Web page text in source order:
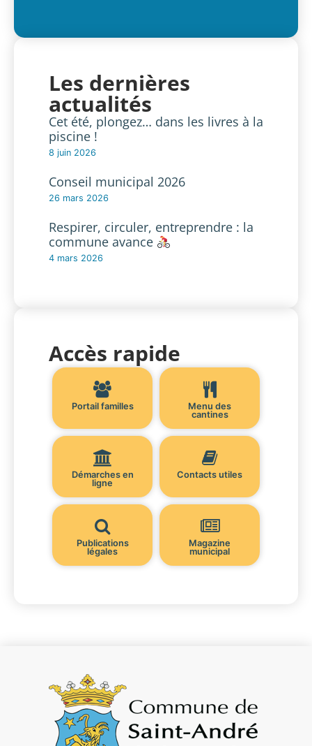
Les dernières
actualités
Cet été, plongez… dans les livres à la
piscine !
8 juin 2026
Conseil municipal 2026
26 mars 2026
Respirer, circuler, entreprendre : la
commune avance
4 mars 2026
Accès rapide
Portail familles
Menu des
cantines
Démarches en
ligne
Contacts utiles
Publications
légales
Magazine
municipal